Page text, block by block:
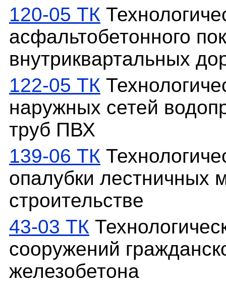
120-05 ТК
асфальтобетонного
внутриквартальных
122-05 ТК
наружных сетей
труб ПВХ
139-06 ТК
опалубки лестничных
строительстве
43-03 ТК
сооружений
железобетона